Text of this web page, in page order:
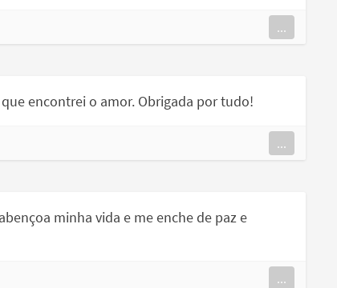
...
encontrei o amor. Obrigada por tudo!
...
minha vida e me enche de paz e
...